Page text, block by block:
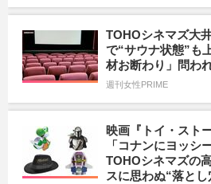
TOHOシネマズ大
で“サウナ状態”も
材お断わり」問わ
週刊女性PRIME
映画『トイ・スト
「コナンにヨッシ
TOHOシネマズの
スに思わぬ“落とし